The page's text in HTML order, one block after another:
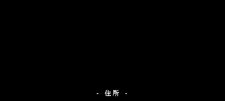
- 住所 -